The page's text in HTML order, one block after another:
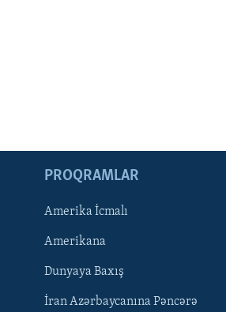
BIZI IZLƏYIN
PROQRAMLAR
Amerika İcmalı
Amerikana
Dunyaya Baxış
İran Azərbaycanına Pəncərə